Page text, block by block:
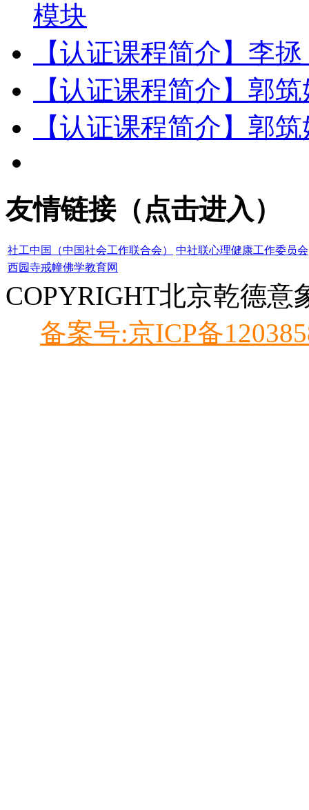
模块
【认证课程简介】李
【认证课程简介】郭
【认证课程简介】郭
友情链接（点击进入）
社工中国（中国社会工作联合会）
中社联心理健康工作委员会
西园寺戒幢佛学教育网
COPYRIGHT北京乾德
备案号:京ICP备